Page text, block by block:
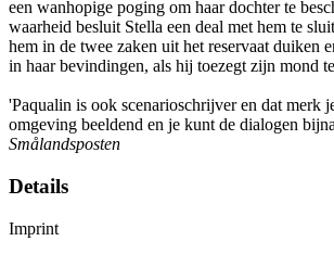
een wanhopige poging om haar dochter te
waarheid besluit Stella een deal met hem te
hem in de twee zaken uit het reservaat duiken
in haar bevindingen, als hij toezegt zijn mond
'Paqualin is ook scenarioschrijver en dat merk
omgeving beeldend en je kunt de dialogen
Smålandsposten
Details
Imprint